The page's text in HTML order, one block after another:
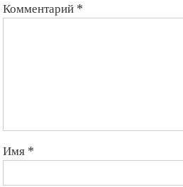
Комментарий *
Имя *